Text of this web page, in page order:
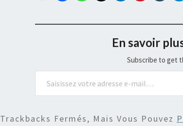
En savoir
Subscribe to get
Saisissez votre adresse e-mail…
Trackbacks Fermés, Mais Vous Pouvez